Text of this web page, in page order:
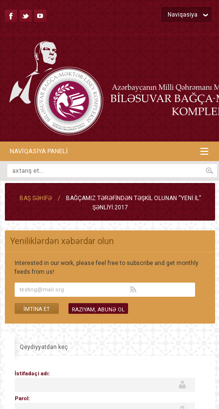
Naviqasiya
NAVIQASIYA PANELI
BAŞ SƏHIFƏ /
BAĞÇAMIZ TƏRƏFINDƏN TƏŞKIL OLUNAN “YENI IL”
ŞƏNLIYI.2017
Yeniliklərdən xəbərdar olun
Interested in our work, please feel free to subscribe and get monthly
feeds from us!
Qeydiyyatdan keç
İstifadəçi adı:
Parol: